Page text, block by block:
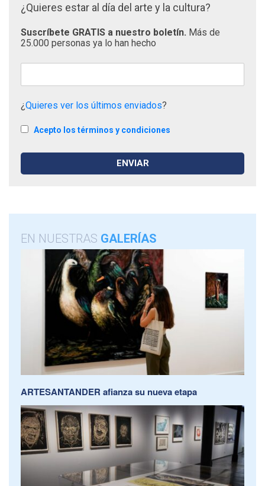
¿Quieres estar al día del arte y la cultura?
Suscríbete GRATIS a nuestro boletín. Más de
25.000 personas ya lo han hecho
¿Quieres ver los últimos enviados?
Acepto los términos y condiciones
EN NUESTRAS GALERÍAS
ARTESANTANDER afianza su nueva etapa